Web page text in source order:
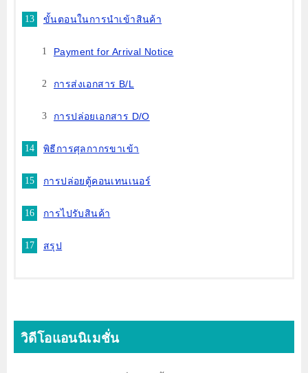
ขั้นตอนในการนำเข้าสินค้า
Payment for Arrival Notice
การส่งเอกสาร B/L
การปล่อยเอกสาร D/O
พิธีการศุลกากรขาเข้า
การปล่อยตู้คอนเทนเนอร์
การไปรับสินค้า
สรุป
วิดีโอแอนนิเมชั่น